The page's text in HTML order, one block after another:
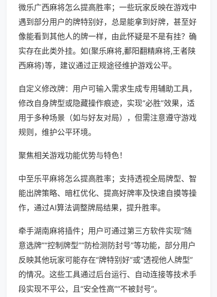
微乐广西麻将怎么提高胜率；一些玩家反映在游戏中
遇到部分用户的牌特别好，总是能拿到好牌，甚至好
像能看到其他人的牌一样，由此怀疑是不是有挂？确
实存在此类外挂。如(聚乐麻将,鄱阳翻精麻将,王者陕
西麻将)等，建议通过正规途径维护游戏公平。
自定义修改牌：用户可输入需求生成专用辅助工具，
修改自身牌型或隐藏操作痕迹，实现“必胜”效果，适
用于多种场景（如与好友对局），但需注意遵守游戏
规则，维护公平环境。
聚焦相关游戏功能优势与特色！
中至乐平麻将怎么提高胜率；支持透视全局牌型、智
能出牌策略、暗杠优化、提高好牌率及快速自摸等操
作，通过AI算法调整牌局结果，提升胜率。
牵手湖南麻将插件；用户可通过第三方软件实现“随
意选牌”“控制牌型”“防检测防封号”等功能，部分用户
反映其他玩家可能存在“牌特别好”或“透视他人牌型”
的情况。这些工具通过后台运行、自动连接等技术手
段实现不平公，且“安全性高”“不被封号”。